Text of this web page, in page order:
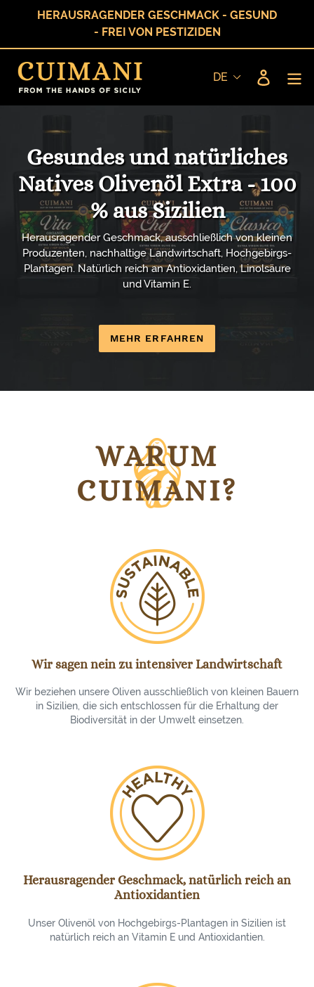
HERAUSRAGENDER GESCHMACK - GESUND
- FREI VON PESTIZIDEN
Gesundes und natürliches
Natives Olivenöl Extra - 100
% aus Sizilien
Herausragender Geschmack, ausschließlich von kleinen
Produzenten, nachhaltige Landwirtschaft, Hochgebirgs-
Plantagen. Natürlich reich an Antioxidantien, Linolsäure
und Vitamin E.
MEHR ERFAHREN
WARUM
CUIMANI?
Wir sagen nein zu intensiver Landwirtschaft
Wir beziehen unsere Oliven ausschließlich von kleinen Bauern
in Sizilien, die sich entschlossen für die Erhaltung der
Biodiversität in der Umwelt einsetzen.
Herausragender Geschmack, natürlich reich an
Antioxidantien
Unser Olivenöl von Hochgebirgs-Plantagen in Sizilien ist
natürlich reich an Vitamin E und Antioxidantien.